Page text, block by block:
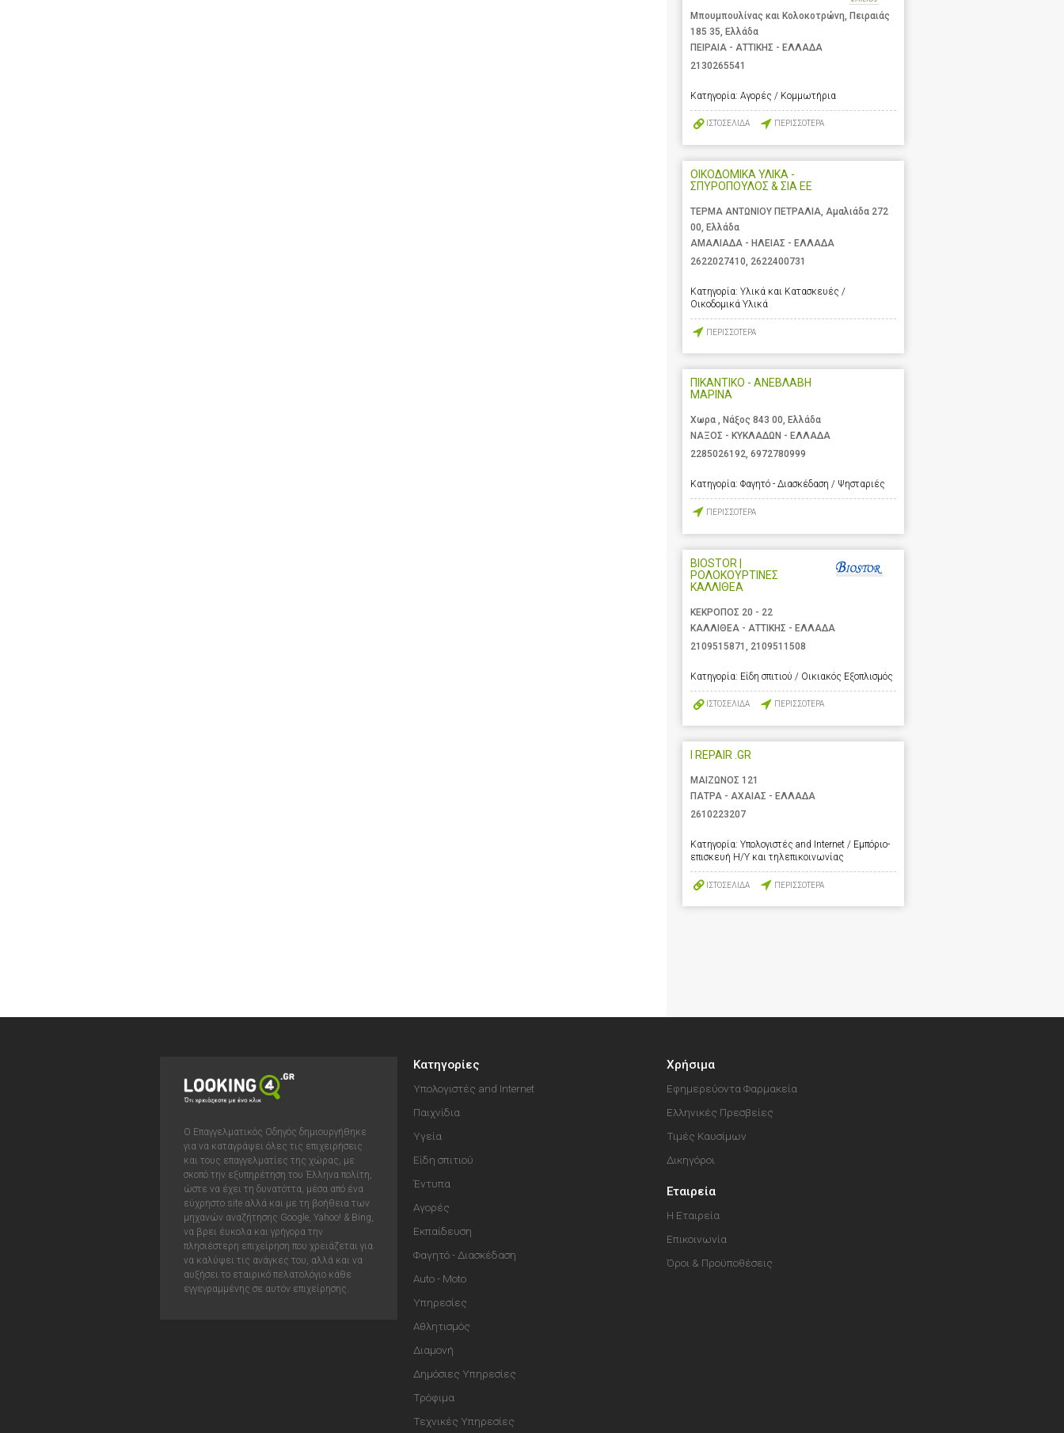
Μπουμπουλίνας και Κολοκοτρώνη, Πειραιάς
185 35, Ελλάδα
ΠΕΙΡΑΙΑ - ΑΤΤΙΚΗΣ - ΕΛΛΑΔΑ
2130265541
Κατηγορία: Αγορές / Κομμωτήρια
ΙΣΤΟΣΕΛΙΔΑ ΠΕΡΙΣΣΟΤΕΡΑ
ΟΙΚΟΔΟΜΙΚΑ ΥΛΙΚΑ -
ΣΠΥΡΟΠΟΥΛΟΣ & ΣΙΑ ΕΕ
ΤΕΡΜΑ ΑΝΤΩΝΙΟΥ ΠΕΤΡΑΛΙΑ, Αμαλιάδα 272
00, Ελλάδα
ΑΜΑΛΙΑΔΑ - ΗΛΕΙΑΣ - ΕΛΛΑΔΑ
2622027410, 2622400731
Κατηγορία: Υλικά και Κατασκευές /
Οικοδομικά Υλικά
ΠΕΡΙΣΣΟΤΕΡΑ
ΠΙΚΑΝΤΙΚΟ - ΑΝΕΒΛΑΒΗ
ΜΑΡΙΝΑ
Χωρα , Νάξος 843 00, Ελλάδα
ΝΑΞΟΣ - ΚΥΚΛΑΔΩΝ - ΕΛΛΑΔΑ
2285026192, 6972780999
Κατηγορία: Φαγητό - Διασκέδαση / Ψησταριές
ΠΕΡΙΣΣΟΤΕΡΑ
BIOSTOR |
ΡΟΛΟΚΟΥΡΤΙΝΕΣ
ΚΑΛΛΙΘΕΑ
ΚΕΚΡΟΠΟΣ 20 - 22
ΚΑΛΛΙΘΕΑ - ΑΤΤΙΚΗΣ - ΕΛΛΑΔΑ
2109515871
2109511508
Κατηγορία: Είδη σπιτιού / Οικιακός Εξοπλισμός
ΙΣΤΟΣΕΛΙΔΑ ΠΕΡΙΣΣΟΤΕΡΑ
I REPAIR .GR
ΜΑΙΖΩΝΟΣ 121
ΠΑΤΡΑ - ΑΧΑΙΑΣ - ΕΛΛΑΔΑ
2610223207
Κατηγορία: Υπολογιστές and Internet / Εμπόριο-
επισκευή Η/Υ και τηλεπικοινωνίας
ΙΣΤΟΣΕΛΙΔΑ ΠΕΡΙΣΣΟΤΕΡΑ
Ο Επαγγελματικός Οδηγός δημιουργήθηκε
για να καταγράψει όλες τις επιχειρήσεις
και τους επαγγελματίες της χώρας, με
σκοπό την εξυπηρέτηση του Έλληνα πολίτη,
ώστε να έχει τη δυνατόττα, μέσα από ένα
εύχρηστο site αλλά και με τη βοήθεια των
μηχανών αναζήτησης Google, Yahoo! & Bing,
να βρει έυκολα και γρήγορα την
πλησιέστερη επιχείρηση που χρειάζεται για
να καλύψει τις ανάγκες του, αλλά και να
αυξήσει το εταιρικό πελατολόγιο κάθε
εγγεγραμμένης σε αυτόν επιχείρησης.
Κατηγορίες
Υπολογιστές and Internet
Παιχνίδια
Υγεία
Είδη σπιτιού
Έντυπα
Αγορές
Εκπαίδευση
Φαγητό - Διασκέδαση
Auto - Moto
Υπηρεσίες
Αθλητισμός
Διαμονή
Δημόσιες Υπηρεσίες
Τρόφιμα
Τεχνικές Υπηρεσίες
Χρήσιμα
Εφημερεύοντα Φαρμακεία
Ελληνικές Πρεσβείες
Τιμές Καυσίμων
Δικηγόροι
Εταιρεία
Η Εταιρεία
Επικοινωνία
Όροι & Προϋποθέσεις